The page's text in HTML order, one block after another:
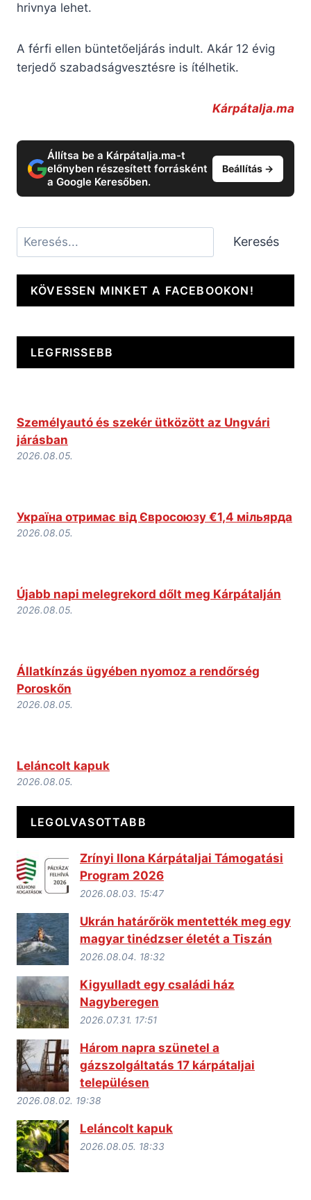
hrivnya lehet.
A férfi ellen büntetőeljárás indult. Akár 12 évig
terjedő szabadságvesztésre is ítélhetik.
Kárpátalja.ma
Állítsa be a Kárpátalja.ma-t
előnyben részesített forrásként
a Google Keresőben.
Beállítás →
Keresés Keresés
KÖVESSEN MINKET A FACEBOOKON!
LEGFRISSEBB
Személyautó és szekér ütközött az Ungvári
járásban
2026.08.05.
Україна отримає від Євросоюзу €1,4 мільярда
2026.08.05.
Újabb napi melegrekord dőlt meg Kárpátalján
2026.08.05.
Állatkínzás ügyében nyomoz a rendőrség
Poroskőn
2026.08.05.
Leláncolt kapuk
2026.08.05.
LEGOLVASOTTABB
Zrínyi Ilona Kárpátaljai Támogatási
Program 2026
2026.08.03. 15:47
Ukrán határőrök mentették meg egy
magyar tinédzser életét a Tiszán
2026.08.04. 18:32
Kigyulladt egy családi ház
Nagyberegen
2026.07.31. 17:51
Három napra szünetel a
gázszolgáltatás 17 kárpátaljai
településen
2026.08.02. 19:38
Leláncolt kapuk
2026.08.05. 18:33